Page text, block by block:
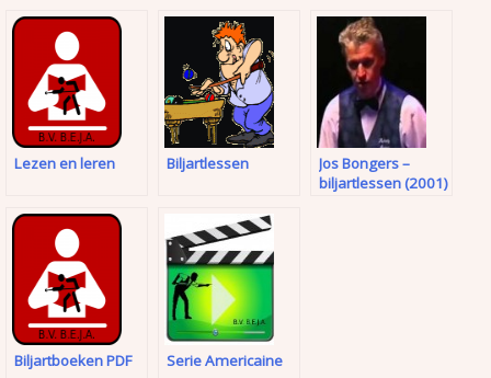
Lezen en leren Biljartlessen
Jos Bongers –
biljartlessen (2001)
Biljartboeken PDF Serie Americaine